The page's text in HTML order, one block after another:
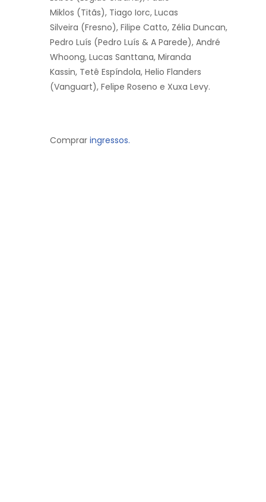
Miklos (Titãs), Tiago Iorc, Lucas
Silveira (Fresno), Filipe Catto, Zélia Duncan,
Pedro Luís (Pedro Luís & A Parede), André
Whoong, Lucas Santtana, Miranda
Kassin, Tetê Espíndola, Helio Flanders
(Vanguart), Felipe Roseno e Xuxa Levy.
Comprar ingressos.